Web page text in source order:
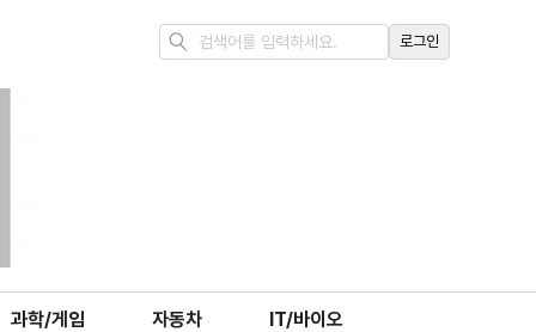
로그인
과학/게임 자동차 IT/바이오